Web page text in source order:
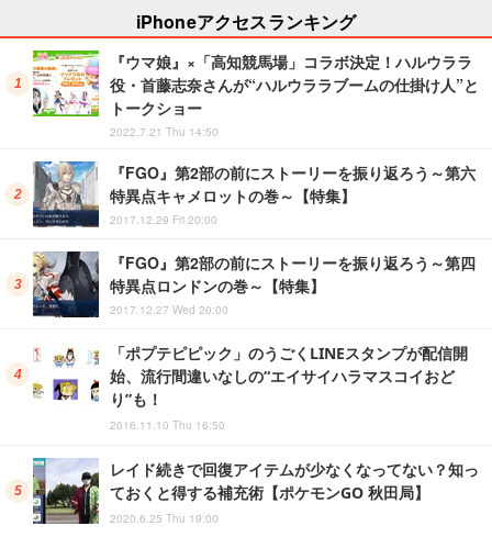
iPhoneアクセスランキング
『ウマ娘』×「高知競馬場」コラボ決定！ハルウララ
役・首藤志奈さんが“ハルウララブームの仕掛け人”と
トークショー
2022.7.21 Thu 14:50
『FGO』第2部の前にストーリーを振り返ろう～第六
特異点キャメロットの巻～【特集】
2017.12.29 Fri 20:00
『FGO』第2部の前にストーリーを振り返ろう～第四
特異点ロンドンの巻～【特集】
2017.12.27 Wed 20:00
「ポプテピピック」のうごくLINEスタンプが配信開
始、流行間違いなしの“エイサイハラマスコイおど
り”も！
2016.11.10 Thu 16:50
レイド続きで回復アイテムが少なくなってない？知っ
ておくと得する補充術【ポケモンGO 秋田局】
2020.6.25 Thu 19:00